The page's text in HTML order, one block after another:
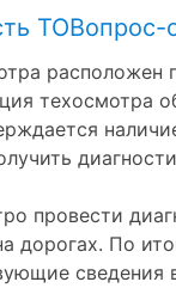
ТОВопрос-
техосмотра
провести
дорогах. По
сведения